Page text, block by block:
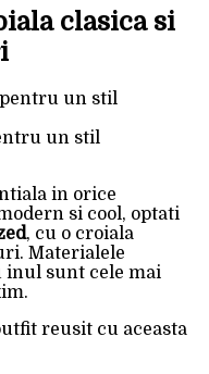
clasica si
un stil
in orice
si cool, optati
, cu o croiala
Materialele
inul sunt cele mai
reusit cu aceasta